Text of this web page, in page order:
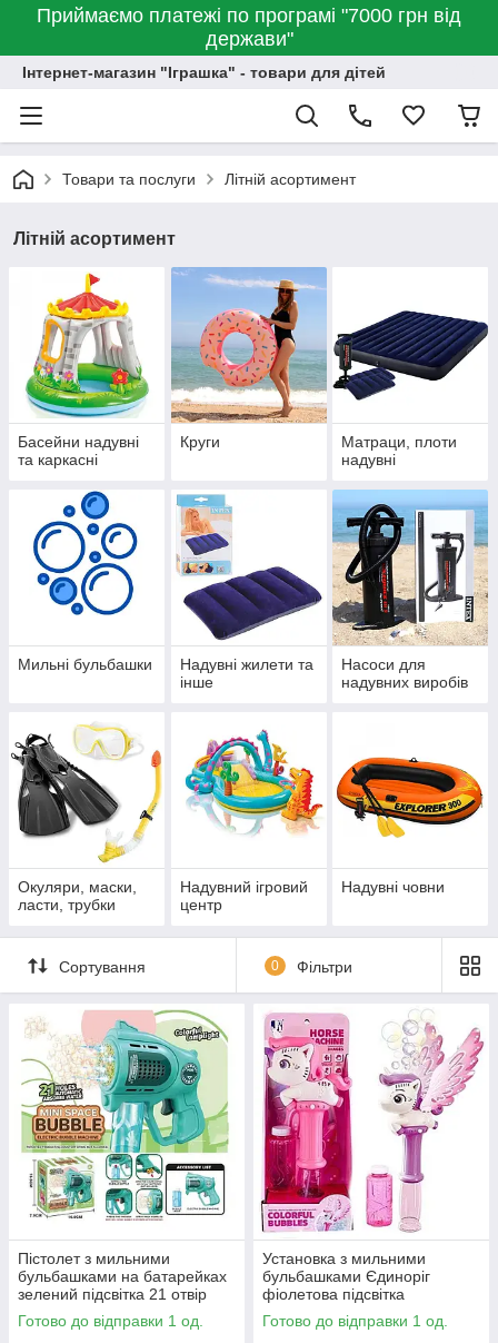
Приймаємо платежі по програмі "7000 грн від
держави"
Інтернет-магазин "Іграшка" - товари для дітей
Товари та послуги Літній асортимент
Літній асортимент
Басейни надувні
та каркасні
Круги
Матраци, плоти
надувні
Мильні бульбашки
Надувні жилети та
інше
Насоси для
надувних виробів
Окуляри, маски,
ласти, трубки
Надувний ігровий
центр
Надувні човни
Сортування 0 Фільтри
Пістолет з мильними
бульбашками на батарейках
зелений підсвітка 21 отвір
для бульбашок (KB1322)
Готово до відправки 1 од.
Установка з мильними
бульбашками Єдиноріг
фіолетова підсвітка
автоматична пляшка з
мильним розчином (P82398)
Готово до відправки 1 од.